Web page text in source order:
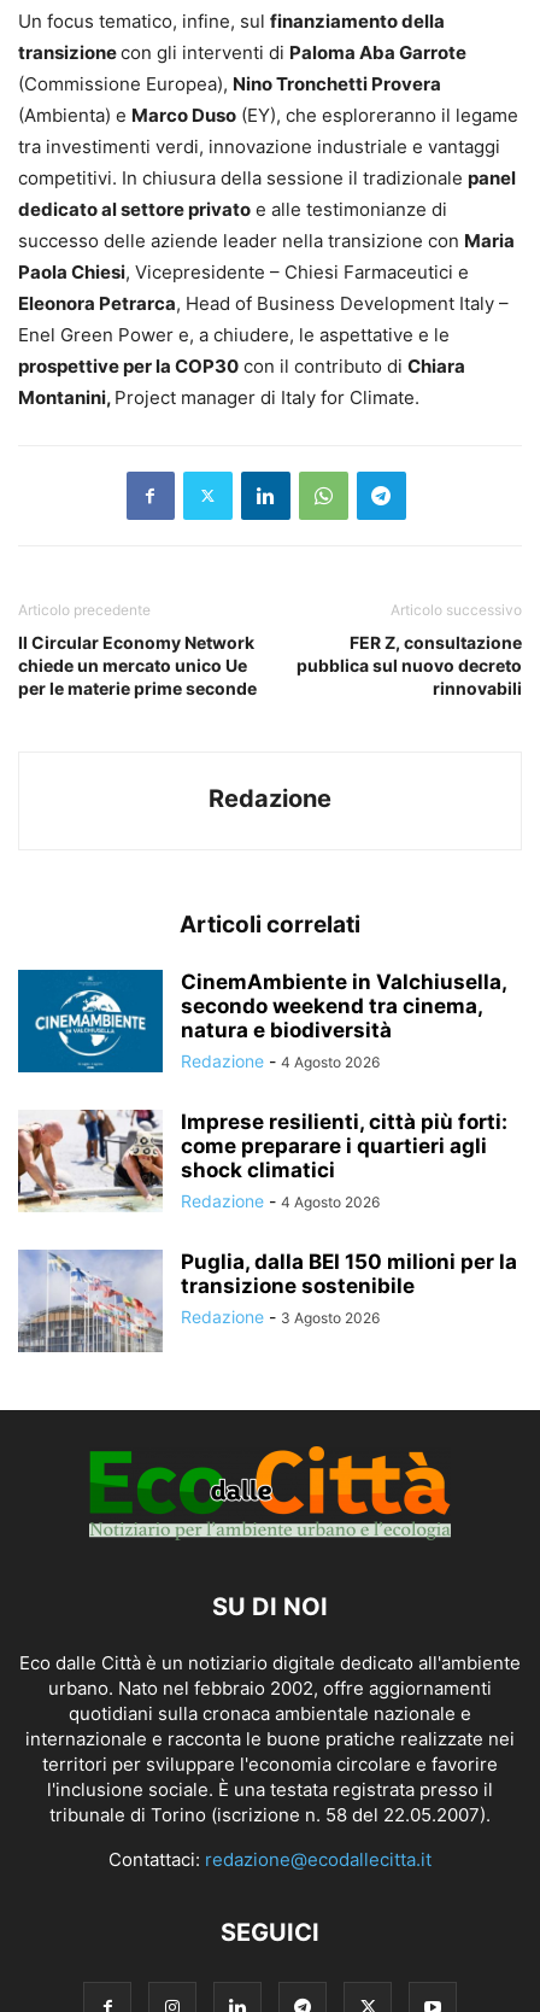
Un focus tematico, infine, sul finanziamento della
transizionecon gli interventi di Paloma Aba Garrote
(Commissione Europea), Nino Tronchetti Provera
(Ambienta) e Marco Duso (EY), che esploreranno il legame
tra investimenti verdi, innovazione industriale e vantaggi
competitivi. In chiusura della sessione il tradizionale panel
dedicato al settore privato e alle testimonianze di
successo delle aziende leader nella transizione con Maria
Paola Chiesi, Vicepresidente – Chiesi Farmaceutici e
Eleonora Petrarca, Head of Business Development Italy –
Enel Green Power e, a chiudere, le aspettative e le
prospettive per la COP30 con il contributo di Chiara
Montanini, Project manager di Italy for Climate.
Articolo precedente
Il Circular Economy Network
chiede un mercato unico Ue
per le materie prime seconde
Articolo successivo
FER Z, consultazione
pubblica sul nuovo decreto
rinnovabili
Redazione
Articoli correlati
CinemAmbiente in Valchiusella,
secondo weekend tra cinema,
natura e biodiversità
Redazione - 4 Agosto 2026
Imprese resilienti, città più forti:
come preparare i quartieri agli
shock climatici
Redazione - 4 Agosto 2026
Puglia, dalla BEI 150 milioni per la
transizione sostenibile
Redazione - 3 Agosto 2026
SU DI NOI
Eco dalle Città è un notiziario digitale dedicato all'ambiente
urbano. Nato nel febbraio 2002, offre aggiornamenti
quotidiani sulla cronaca ambientale nazionale e
internazionale e racconta le buone pratiche realizzate nei
territori per sviluppare l'economia circolare e favorire
l'inclusione sociale. È una testata registrata presso il
tribunale di Torino (iscrizione n. 58 del 22.05.2007).
Contattaci: redazione@ecodallecitta.it
SEGUICI